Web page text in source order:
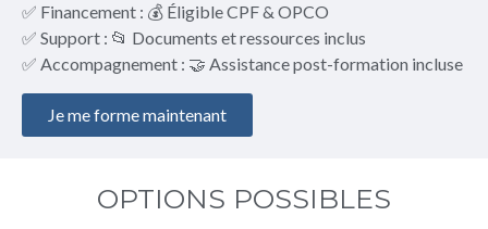
✅ Financement : 💰 Éligible CPF & OPCO
✅ Support : 📂 Documents et ressources inclus
✅ Accompagnement : 🤝 Assistance post-formation incluse
Je me forme maintenant
OPTIONS POSSIBLES